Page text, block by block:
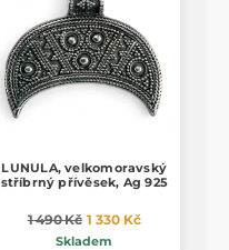
LUNULA, velkomoravský
stříbrný přívěsek, Ag 925
1 490 Kč 1 330 Kč
Skladem